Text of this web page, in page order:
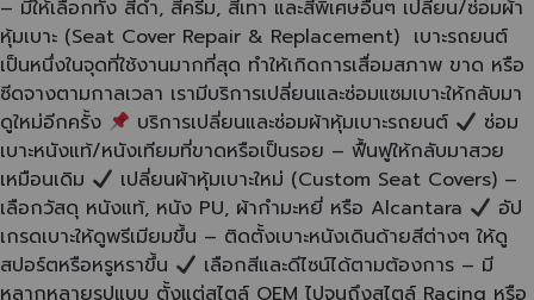
– มีให้เลือกทั้ง สีดำ, สีครีม, สีเทา และสีพิเศษอื่นๆ เปลี่ยน/ซ่อมผ้า
หุ้มเบาะ (Seat Cover Repair & Replacement) เบาะรถยนต์
เป็นหนึ่งในจุดที่ใช้งานมากที่สุด ทำให้เกิดการเสื่อมสภาพ ขาด หรือ
ซีดจางตามกาลเวลา เรามีบริการเปลี่ยนและซ่อมแซมเบาะให้กลับมา
ดูใหม่อีกครั้ง
บริการเปลี่ยนและซ่อมผ้าหุ้มเบาะรถยนต์
ซ่อม
เบาะหนังแท้/หนังเทียมที่ขาดหรือเป็นรอย – ฟื้นฟูให้กลับมาสวย
เหมือนเดิม
เปลี่ยนผ้าหุ้มเบาะใหม่ (Custom Seat Covers) –
เลือกวัสดุ หนังแท้, หนัง PU, ผ้ากำมะหยี่ หรือ Alcantara
อัป
เกรดเบาะให้ดูพรีเมียมขึ้น – ติดตั้งเบาะหนังเดินด้ายสีต่างๆ ให้ดู
สปอร์ตหรือหรูหราขึ้น
เลือกสีและดีไซน์ได้ตามต้องการ – มี
หลากหลายรูปแบบ ตั้งแต่สไตล์ OEM ไปจนถึงสไตล์ Racing หรือ